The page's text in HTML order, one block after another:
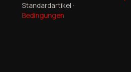
Standardartikel ·
Bedingungen